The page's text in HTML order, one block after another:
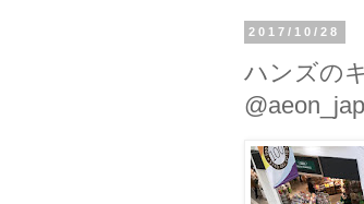
2017/10/28
ハンズの